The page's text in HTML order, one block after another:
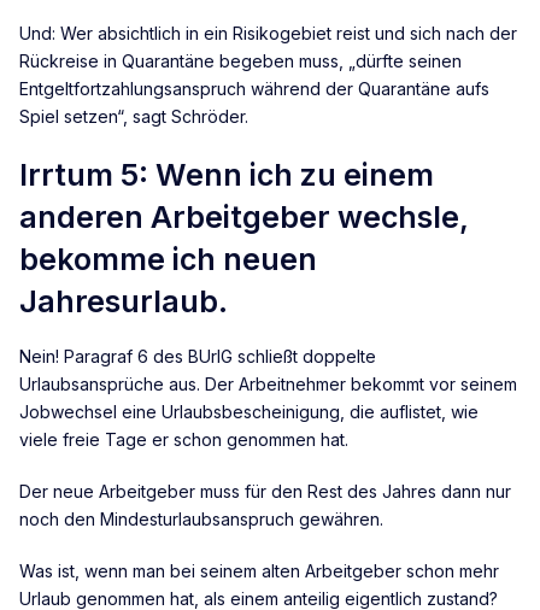
Und: Wer absichtlich in ein Risikogebiet reist und sich nach der
Rückreise in Quarantäne begeben muss, „dürfte seinen
Entgeltfortzahlungsanspruch während der Quarantäne aufs
Spiel setzen“, sagt Schröder.
Irrtum 5: Wenn ich zu einem
anderen Arbeitgeber wechsle,
bekomme ich neuen
Jahresurlaub.
Nein! Paragraf 6 des BUrlG schließt doppelte
Urlaubsansprüche aus. Der Arbeitnehmer bekommt vor seinem
Jobwechsel eine Urlaubsbescheinigung, die auflistet, wie
viele freie Tage er schon genommen hat.
Der neue Arbeitgeber muss für den Rest des Jahres dann nur
noch den Mindesturlaubsanspruch gewähren.
Was ist, wenn man bei seinem alten Arbeitgeber schon mehr
Urlaub genommen hat, als einem anteilig eigentlich zustand?